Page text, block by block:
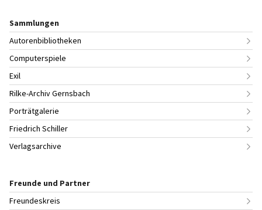
Sammlungen
Autorenbibliotheken
Computerspiele
Exil
Rilke-Archiv Gernsbach
Porträtgalerie
Friedrich Schiller
Verlagsarchive
Freunde und Partner
Freundeskreis